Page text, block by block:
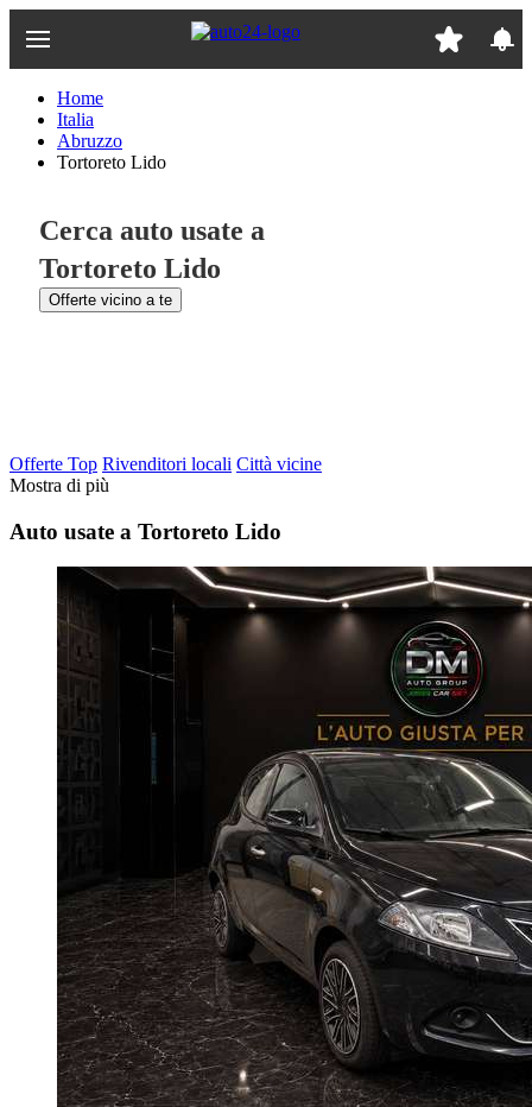
Home
Italia
Abruzzo
Tortoreto Lido
Cerca auto usate a
Tortoreto Lido
Offerte vicino a te
Offerte Top Rivenditori locali Città vicine
Mostra di più
Auto usate a Tortoreto Lido